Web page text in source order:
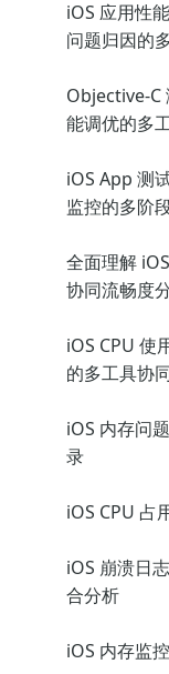
iOS 应用性
问题归因的
Objective-C
能调优的多
iOS App 测
监控的多阶
全面理解
协同流畅度
iOS CPU 使
的多工具协
iOS 内存问
录
iOS CPU 占
iOS 崩溃日
合分析
iOS 内存监